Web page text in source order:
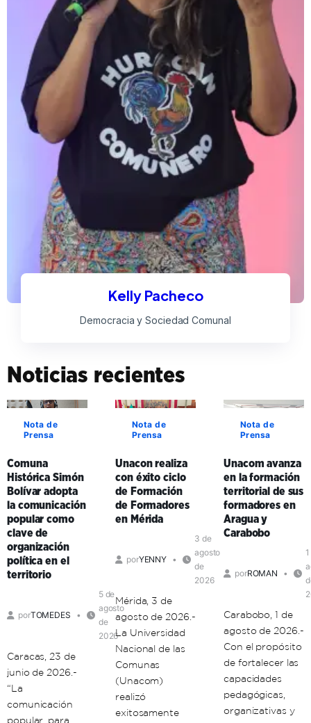
Kelly Pacheco
Democracia y Sociedad Comunal
Noticias recientes
Nota de
Prensa
Comuna
Histórica Simón
Bolívar adopta
la comunicación
popular como
clave de
organización
política en el
territorio
porTOMEDES
5 de
agosto
de
2026
Caracas, 23 de
junio de 2026.-
“La
comunicación
popular, para
Nota de
Prensa
Unacon realiza
con éxito ciclo
de Formación
de Formadores
en Mérida
porYENNY
3 de
agosto
de
2026
Mérida, 3 de
agosto de 2026.-
La Universidad
Nacional de las
Comunas
(Unacom)
realizó
exitosamente
Nota de
Prensa
Unacom avanza
en la formación
territorial de sus
formadores en
Aragua y
Carabobo
porROMAN
Carabobo, 1 de
agosto de 2026.-
Con el propósito
de fortalecer las
capacidades
pedagógicas,
organizativas y